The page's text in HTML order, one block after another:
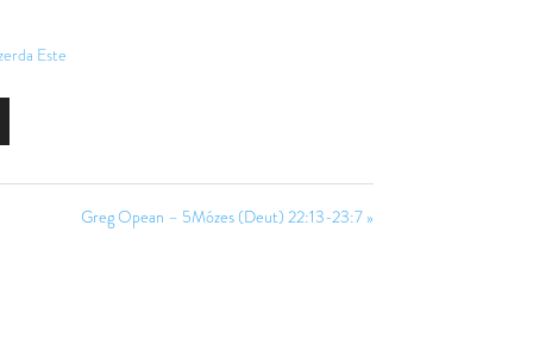
Este
Greg Opean – 5Mózes (Deut) 22:13-23:7 »